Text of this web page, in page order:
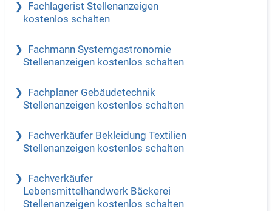
Fachlagerist Stellenanzeigen
kostenlos schalten
Fachmann Systemgastronomie
Stellenanzeigen kostenlos schalten
Fachplaner Gebäudetechnik
Stellenanzeigen kostenlos schalten
Fachverkäufer Bekleidung Textilien
Stellenanzeigen kostenlos schalten
Fachverkäufer
Lebensmittelhandwerk Bäckerei
Stellenanzeigen kostenlos schalten